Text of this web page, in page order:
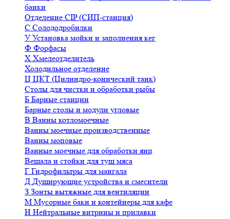
банки
Отделение CIP (СИП-станция)
С Солододробилки
У Установка мойки и заполнения кег
Ф Форфасы
Х Хмелеотделитель
Холодильное отделение
Ц ЦКТ (Цилиндро-конический танк)
Столы для чистки и обработки рыбы
Б Барные станции
Барные столы и модули угловые
В Ванны котломоечные
Ванны моечные производственные
Ванны моповые
Ванные моечные для обработки яиц
Вешала и стойки для туш мяса
Г Гидрофильтры для мангала
Д Душирующие устройства и смесители
З Зонты вытяжные для вентиляции
М Мусорные баки и контейнеры для кафе
Н Нейтральные витрины и прилавки